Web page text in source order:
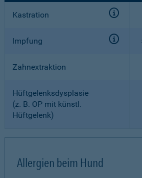
Kastration
Impfung
Zahnextraktion
Hüftgelenksdysplasie
(z. B. OP mit künstl.
Hüftgelenk)
Allergien beim Hund